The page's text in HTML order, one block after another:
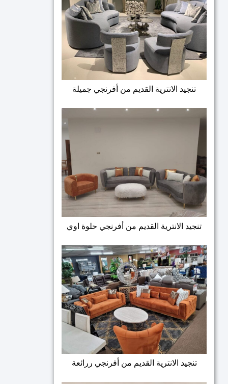
تنجيد الانترية القديم من أفرنجي جميلة
تنجيد الانترية القديم من أفرنجي حلوة اوي
تنجيد الانترية القديم من أفرنجي ررائعة